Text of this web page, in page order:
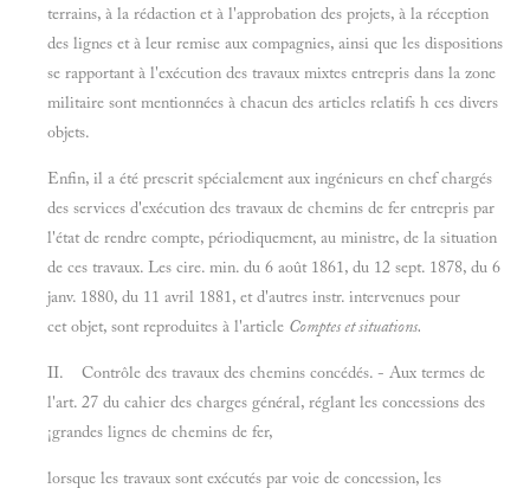
terrains, à la rédaction et à l'approbation des projets, à la réception
des lignes et à leur remise aux compagnies, ainsi que les dispositions
se rapportant à l'exécution des travaux mixtes entrepris dans la zone
militaire sont mentionnées à chacun des articles relatifs h ces divers
objets.
Enfin, il a été prescrit spécialement aux ingénieurs en chef chargés
des services d'exécution des travaux de chemins de fer entrepris par
l'état de rendre compte, périodiquement, au ministre, de la situation
de ces travaux. Les cire. min. du 6 août 1861, du 12 sept. 1878, du 6
janv. 1880, du 11 avril 1881, et d'autres instr. intervenues pour
cet objet, sont reproduites à l'article Comptes et situations.
II. Contrôle des travaux des chemins concédés. - Aux termes de
l'art. 27 du cahier des charges général, réglant les concessions des
¡grandes lignes de chemins de fer,
lorsque les travaux sont exécutés par voie de concession, les